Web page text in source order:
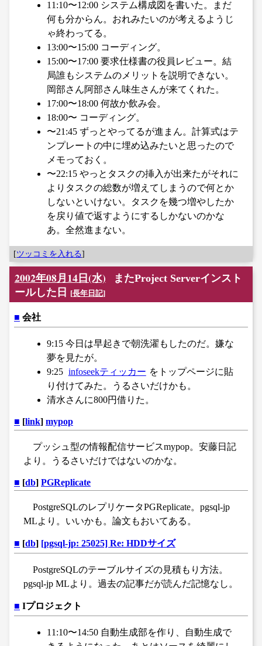
11:10〜12:00 システム構成図を書いた。まだ
何も分からん。おれみたいのが考えるようじ
ゃ終わってる。
13:00〜15:00 コーディング。
15:00〜17:00 要求仕様書の役員レビュー。結
局誰もシステムのメリットを説明できない。
岡部さん阿部さん味生さんが来てくれた。
17:00〜18:00 何故か飲み会。
18:00〜 コーディング。
〜21:45 ずっとやってるが進まん。計算式はテ
ンプレートの中に埋め込みたいと思ったので
メモっておく。
〜22:15 やっとタスクの挿入が出来たがそれに
よりタスクの総数が増えてしまうので何とか
しないといけない。タスクを幾つ増やしたか
を戻り値で返すようにするしかないのかな
あ。全然進まない。
[ツッコミを入れる]
2002年08月14日(水)
またProject Serverインスト
ールした日
[長年日記]
■ 会社
9:15 今日は早起きで朝洗濯もしたのだ。嫌な
夢を見たが。
9:25 infoseekティッカー をトップページに貼
り付けてみた。うるさいだけかも。
清水さんに800円借りた。
■ [link] mypop
プッシュ型の情報配信サービスmypop。安藤日記
より。うるさいだけではないのかな。
■ [db] PGReplicate
PostgreSQLのレプリケータPGReplicate。pgsql-jp
MLより。いいかも。論文もおいてある。
■ [db] [pgsql-jp: 25025] Re: HDDサイズ
PostgreSQLのテーブルサイズの見積もり方法。
pgsql-jp MLより。過去の記事だが読んだ記憶なし。
■ Iプロジェクト
11:10〜14:50 自動生成部を作り、自動生成で